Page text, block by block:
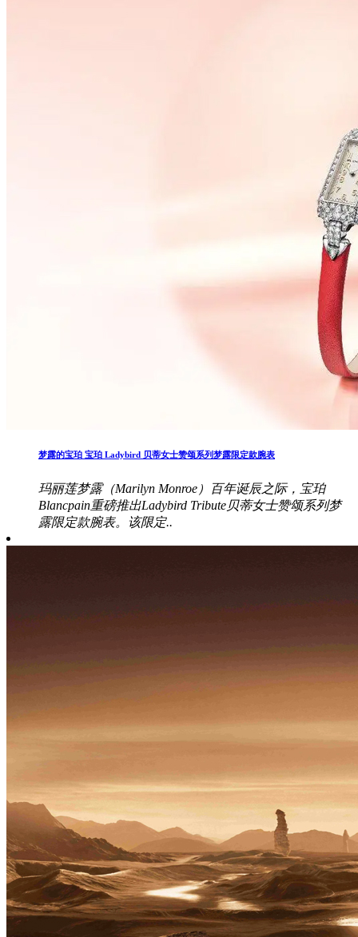
梦露的宝珀 宝珀 Ladybird 贝蒂女士赞颂系列梦露限定款腕表
玛丽莲梦露（Marilyn Monroe）百年诞辰之际，宝珀
Blancpain重磅推出Ladybird Tribute贝蒂女士赞颂系列梦
露限定款腕表。该限定..